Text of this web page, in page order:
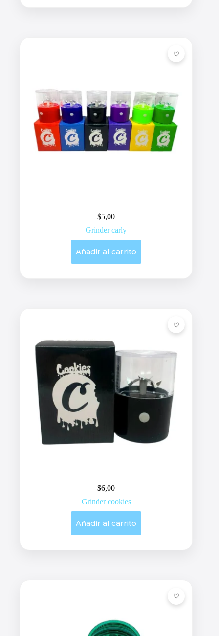
$5,00
Grinder carly
Añadir al carrito
$6,00
Grinder cookies
Añadir al carrito